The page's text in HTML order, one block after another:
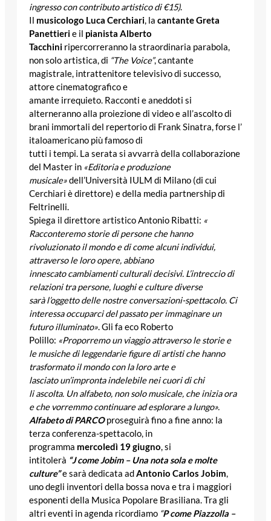
ingresso con contributo artistico di €15).
Il musicologo Luca Cerchiari, la cantante Greta
Panettierie il pianista Alberto
Tacchini ripercorreranno la straordinaria parabola,
non solo artistica, di “The Voice”, cantante
magistrale, intrattenitoretelevisivo di successo,
attore cinematografico e
amante irrequieto. Racconti eaneddoti si
alterneranno alla proiezione di video e all’ascolto di
brani immortali del repertorio di Frank Sinatra, forse l’
italoamericano più famoso di
tutti i tempi. La serata si avvarrà della collaborazione
del Master in «Editoria e produzione
musicale»dell’Università IULM di Milano (di cui
Cerchiari è direttore) edella media partnership di
Feltrinelli.
Spiega il direttore artisticoAntonio Ribatti: «
Racconteremo storie dipersone che hanno
rivoluzionato il mondo e di come alcuni individui,
attraverso le loro opere, abbiano
innescato cambiamenti culturali decisivi. L’intreccio di
relazioni tra persone, luoghi e culture diverse
sarà l’oggetto delle nostre conversazioni-spettacolo. Ci
interessa occuparci del passato per immaginare un
futuro illuminato». Gli fa eco Roberto
Polillo: «Proporremo un viaggio attraverso le storie e
le musiche di leggendarie figure di artisti che hanno
trasformato il mondo con la loro arte e
lasciato un’improntaindelebile nei cuori di chi
li ascolta. Un alfabeto, nonsolo musicale, che inizia ora
e che vorremmo continuare ad esplorare a lungo».
Alfabeto di PARCOproseguirà fino a fine anno: la
terza conferenza-spettacolo, in
programma mercoledì 19 giugno, si
intitolerà “J come Jobim – Una nota sola e molte
culture”e sarà dedicata adAntonio Carlos Jobim,
uno degli inventori della bossa nova e tra i maggiori
esponenti della Musica Popolare Brasiliana. Tra gli
altri eventi in agenda ricordiamo “P come Piazzolla –